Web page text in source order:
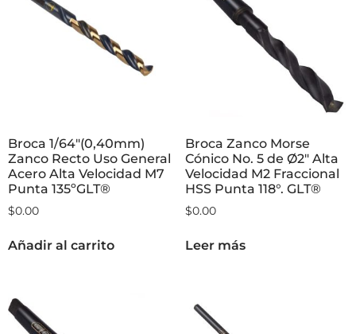
Broca 1/64″(0,40mm)
Zanco Recto Uso General
Acero Alta Velocidad M7
Punta 135ºGLT®
$0.00
Añadir al carrito
Broca Zanco Morse
Cónico No. 5 de Ø2″ Alta
Velocidad M2 Fraccional
HSS Punta 118°. GLT®
$0.00
Leer más